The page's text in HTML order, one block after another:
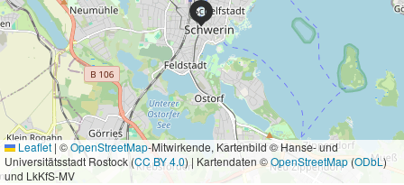
Leaflet | ©OpenStreetMap-Mitwirkende, Kartenbild © Hanse- und
Universitätsstadt Rostock (CC BY 4.0) | Kartendaten ©OpenStreetMap(ODbL)
und LkKfS-MV